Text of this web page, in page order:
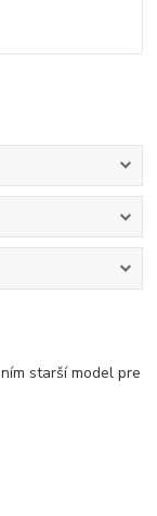
starší model pre